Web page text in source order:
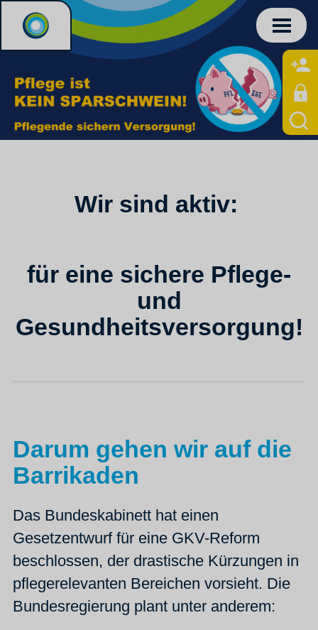
Wir sind aktiv:
für eine sichere Pflege-
und
Gesundheitsversorgung!
Darum gehen wir auf die
Barrikaden
Das Bundeskabinett hat einen
Gesetzentwurf für eine GKV-Reform
beschlossen, der drastische Kürzungen in
pflegerelevanten Bereichen vorsieht. Die
Bundesregierung plant unter anderem: